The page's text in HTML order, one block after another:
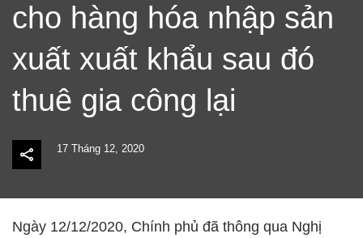
cho hàng hóa nhập sản
xuất xuất khẩu sau đó
thuê gia công lại
17 Tháng 12, 2020
Ngày 12/12/2020, Chính phủ đã thông qua Nghị